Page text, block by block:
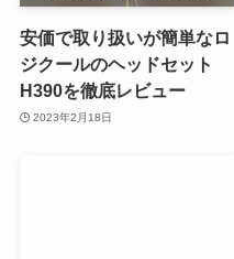
安価で取り扱いが簡単なロ
ジクールのヘッドセット
H390を徹底レビュー
2023年2月18日